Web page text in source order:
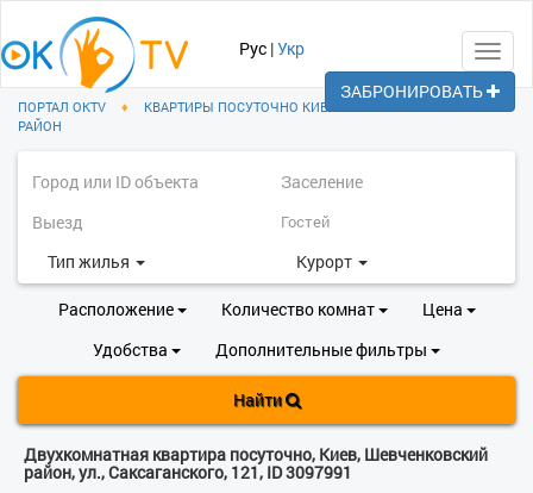
Рус |Укр
ПОРТАЛ OKTV ♦ КВАРТИРЫ ПОСУТОЧНО КИЕВ
РАЙОН
Тип жилья Курорт
Расположение Количество комнат
Цена
Удобства
Дополнительные фильтры
Найти
Двухкомнатная квартира посуточно, Киев, Шевченковский
район, ул., Саксаганского, 121, ID 3097991
ЗАБРОНИРОВАТЬ